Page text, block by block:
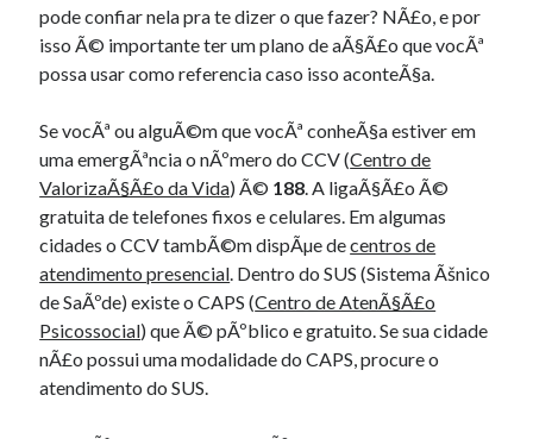
pode confiar nela pra te dizer o que fazer? NÃ£o, e por
isso Ã© importante ter um plano de aÃ§Ã£o que vocÃª
possa usar como referencia caso isso aconteÃ§a.
Se vocÃª ou alguÃ©m que vocÃª conheÃ§a estiver em
uma emergÃªncia o nÃºmero do CCV (Centro de
ValorizaÃ§Ã£o da Vida) Ã© 188 . A ligaÃ§Ã£o Ã©
gratuita de telefones fixos e celulares. Em algumas
cidades o CCV tambÃ©m dispÃµe decentros de
atendimento presencial . Dentro do SUS (Sistema Ãšnico
de SaÃºde) existe o CAPS (Centro de AtenÃ§Ã£o
Psicossocial) que Ã© pÃºblico e gratuito. Se sua cidade
nÃ£o possui uma modalidade do CAPS, procure o
atendimento do SUS.